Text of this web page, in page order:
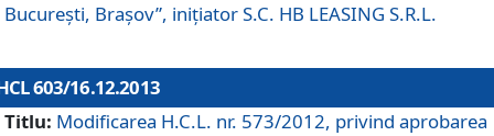
Bucureşti, Braşov”, iniţiator S.C. HB LEASING S.R.L.
603/16.12.2013
Titlu: Modificarea H.C.L. nr. 573/2012, privind aprobarea